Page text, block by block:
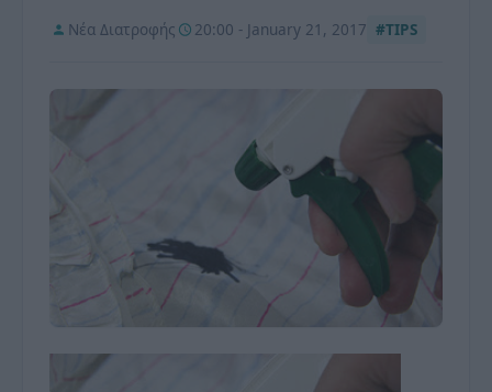
Νέα Διατροφής 20:00 - January 21, 2017 #TIPS